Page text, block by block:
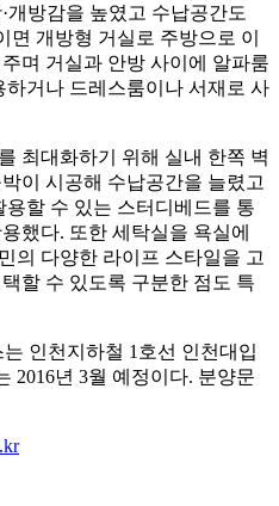
개방감을 높였고 수납공간도
면 개방형 거실로 주방으로 이
며 거실과 안방 사이에 알파룸
거나 드레스룸이나 서재로 사
최대화하기 위해 실내 한쪽 벽
이 시공해 수납공간을 늘렸고
할 수 있는 스터디베드를 통
했다. 또한 세탁실을 욕실에
의 다양한 라이프 스타일을 고
할 수 있도록 구분한 점도 특
인천지하철 1호선 인천대입
2016년 3월 예정이다. 분양문